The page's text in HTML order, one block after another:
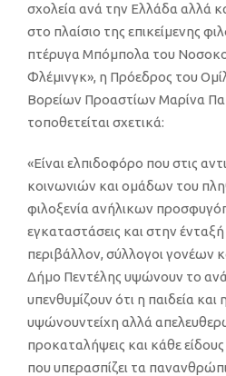
σχολεία ανά την Ελλάδα αλλά
στο πλαίσιο της επικείμενης
πτέρυγα Μπόμπολα του
Φλέμινγκ», η Πρόεδρος του
Βορείων Προαστίων Μαρίνα
τοποθετείται σχετικά:
«Είναι ελπιδοφόρο που στις
κοινωνιών και ομάδων του
φιλοξενία ανήλικων
εγκαταστάσεις και στην
περιβάλλον, σύλλογοι γονέων
Δήμο Πεντέλης υψώνουν το
υπενθυμίζουν ότι η παιδεία και
υψώνουντείχη αλλά
προκαταλήψεις και κάθε
που υπερασπίζει τα